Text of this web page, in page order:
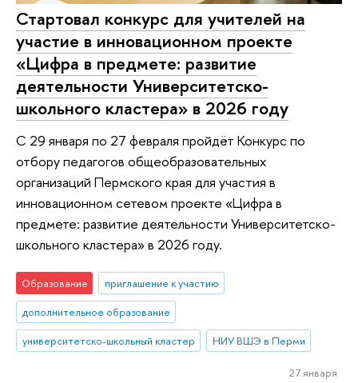
Стартовал конкурс для учителей на
участие в инновационном проекте
«Цифра в предмете: развитие
деятельности Университетско-
школьного кластера» в 2026 году
С 29 января по 27 февраля пройдёт Конкурс по
отбору педагогов общеобразовательных
организаций Пермского края для участия в
инновационном сетевом проекте «Цифра в
предмете: развитие деятельности Университетско-
школьного кластера» в 2026 году.
Образование
приглашение к участию
дополнительное образование
университетско-школьный кластер
НИУ ВШЭ в Перми
27 января